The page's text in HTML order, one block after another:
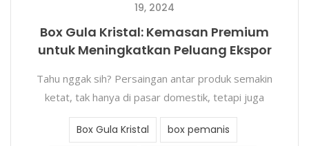
19, 2024
Box Gula Kristal: Kemasan Premium
untuk Meningkatkan Peluang Ekspor
Tahu nggak sih? Persaingan antar produk semakin
ketat, tak hanya di pasar domestik, tetapi juga
Box Gula Kristal box pemanis